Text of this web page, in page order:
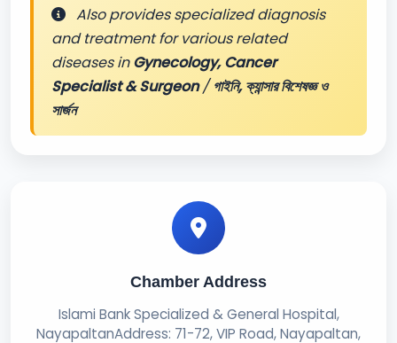
Also provides specialized diagnosis
and treatment for various related
diseases inGynecology, Cancer
Specialist & Surgeon/গাইনি, ক্যান্সার বিশেষজ্ঞ ও
সার্জন
Chamber Address
Islami Bank Specialized & General Hospital,
NayapaltanAddress: 71-72, VIP Road, Nayapaltan,